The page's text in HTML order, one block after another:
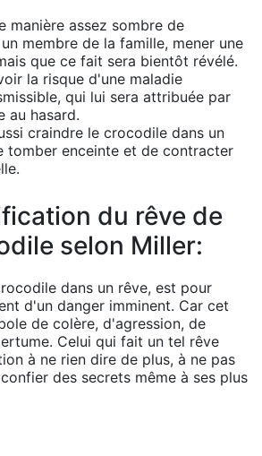
manière assez sombre de
membre de la famille, mener une
que ce fait sera bientôt révélé.
la risque d'une maladie
qui lui sera attribuée par
au hasard.
craindre le crocodile dans un
tomber enceinte et de contracter
du rêve de
selon Miller:
dans un rêve, est pour
d'un danger imminent. Car cet
de colère, d'agression, de
Celui qui fait un tel rêve
à ne rien dire de plus, à ne pas
des secrets même à ses plus